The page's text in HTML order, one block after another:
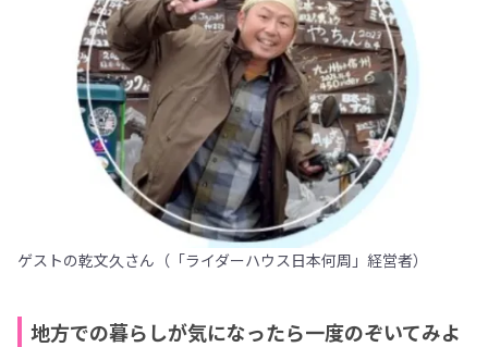
ゲストの乾文久さん（「ライダーハウス日本何周」経営者）
地方での暮らしが気になったら一度のぞいてみよ